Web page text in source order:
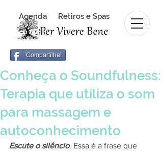
Agenda
Revista
Retiros e Spas
Revista Per Vivere Bene
Compartilhe!
Conheça o Soundfulness:
Terapia que utiliza o som
para massagem e
autoconhecimento
Escute o silêncio. Essa é a frase que